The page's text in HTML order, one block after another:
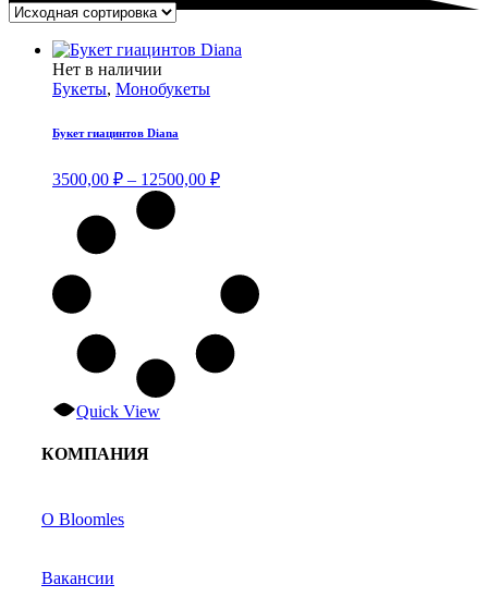
Нет в наличии
товар
несколько
можно
выбрать
на
Букеты, Монобукеты
Букет гиацинтов Diana
3500,00 ₽ – 12500,00 ₽Диапазон
Quick View
КОМПАНИЯ
О Bloomles
Вакансии